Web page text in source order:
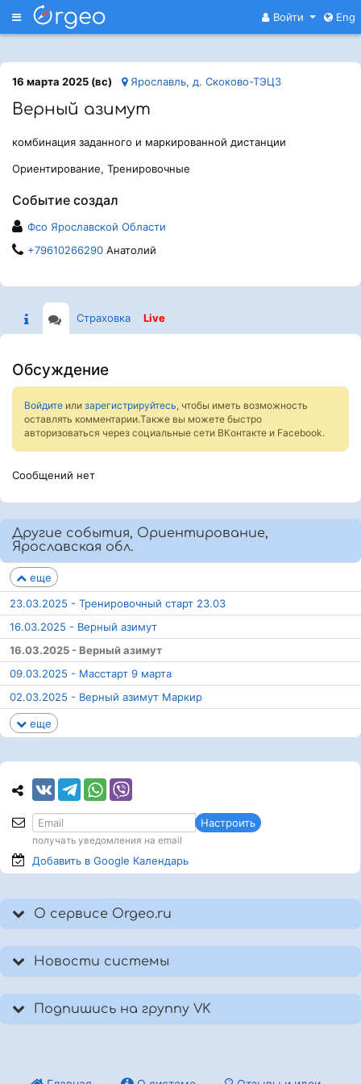
Меню Войти Eng
16 марта 2025 (вс) Ярославль, д. Скоково-ТЭЦ3
Верный азимут
комбинация заданного и маркированной дистанции
Ориентирование, Тренировочные
Событие создал
Фсо Ярославской Области
+79610266290 Анатолий
Страховка Live
Обсуждение
Войдите или зарегистрируйтесь, чтобы иметь возможность
оставлять комментарии.Также вы можете быстро
авторизоваться через социальные сети ВКонтакте и Facebook.
Сообщений нет
Другие события, Ориентирование,
Ярославская обл.
еще
23.03.2025 - Тренировочный старт 23.03
16.03.2025 - Верный азимут
16.03.2025 - Верный азимут
09.03.2025 - Масстарт 9 марта
02.03.2025 - Верный азимут Маркир
еще
Настроить
получать уведомления на email
Добавить в Google Календарь
О сервисе Orgeo.ru
Новости системы
Подпишись на группу VK